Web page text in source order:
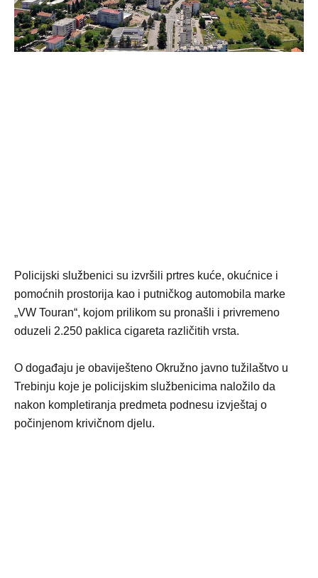
Policijski službenici su izvršili prtres kuće, okućnice i
pomoćnih prostorija kao i putničkog automobila marke
„VW Touran“, kojom prilikom su pronašli i privremeno
oduzeli 2.250 paklica cigareta različitih vrsta.
O događaju je obaviješteno Okružno javno tužilaštvo u
Trebinju koje je policijskim službenicima naložilo da
nakon kompletiranja predmeta podnesu izvještaj o
počinjenom krivičnom djelu.